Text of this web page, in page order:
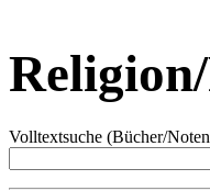
Volltextsuche (Bücher/